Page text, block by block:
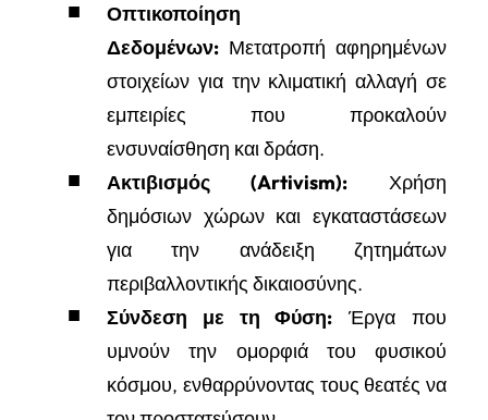
Οπτικοποίηση
Δεδομένων: Μετατροπή αφηρημένων
στοιχείων για την κλιματική αλλαγή σε
εμπειρίες που προκαλούν
ενσυναίσθηση και δράση.
Ακτιβισμός (Artivism): Χρήση
δημόσιων χώρων και εγκαταστάσεων
για την ανάδειξη ζητημάτων
περιβαλλοντικής δικαιοσύνης.
Σύνδεση με τη Φύση: Έργα που
υμνούν την ομορφιά του φυσικού
κόσμου, ενθαρρύνοντας τους θεατές να